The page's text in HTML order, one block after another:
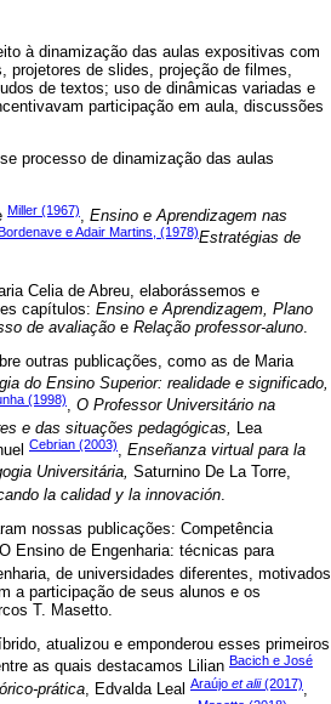
à dinamização das aulas expositivas com
projetores de slides, projeção de filmes,
de textos; uso de dinâmicas variadas e
participação em aula, discussões
processo de dinamização das aulas
Miller (1967)
Ensino e Aprendizagem nas
e Adair Martins, (1978)Estratégias de
Celia de Abreu, elaborássemos e
capítulos: Ensino e Aprendizagem, Plano
de avaliação e Relação professor-aluno
outras publicações, como as de Maria
do Ensino Superior: realidade e significado,
(1998), O Professor Universitário na
e das situações pedagógicas, Lea
Cebrian (2003), Enseñanza virtual para la
Universitária, Saturnino De La Torre,
la calidad y la innovación.
nossas publicações: Competência
Ensino de Engenharia: técnicas para
de universidades diferentes, motivados
a participação de seus alunos e os
T. Masetto.
atualizou e emponderou esses primeiros
as quais destacamos Lilian Bacich e José
prática, Edvalda Leal Araújo et alii(2017),